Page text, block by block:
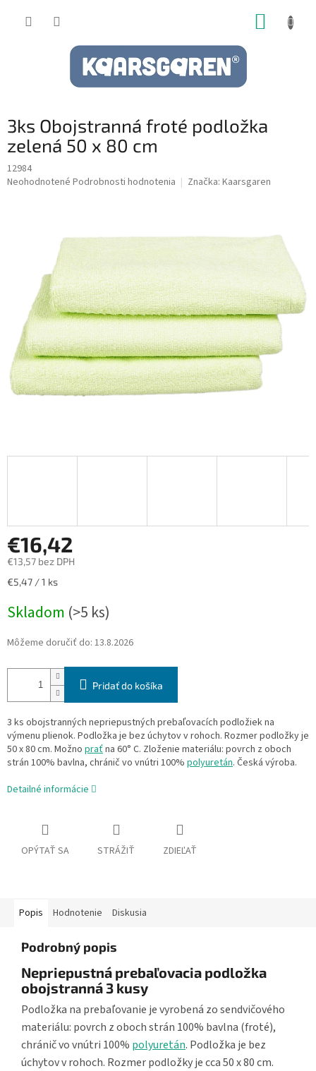
3ks Obojstranná froté podložka
zelená 50 x 80 cm
12984
Priemerné
hviezdičiek.
Neohodnotené Podrobnosti hodnotenia Značka: Kaarsgaren
€16,42
€13,57 bez DPH
Jednotková
€5,47 / 1 ks
Skladom (>5 ks)
Môžeme doručiť do: 13.8.2026
Pridať do košíka
3 ks obojstranných nepriepustných prebaľovacích podložiek na
výmenu plienok. Podložka je bez úchytov v rohoch. Rozmer podložky je
50 x 80 cm. Možno praťna 60° C. Zloženie materiálu: povrch z oboch
strán 100% bavlna, chránič vo vnútri 100% polyuretán. Česká výroba.
Detailné informácie
OPÝTAŤ SA STRÁŽIŤ ZDIEĽAŤ
Popis Hodnotenie Diskusia
Podrobný popis
Nepriepustná prebaľovacia podložka
obojstranná 3 kusy
Podložka na prebaľovanie je vyrobená zo sendvičového
materiálu: povrch z oboch strán 100% bavlna (froté),
chránič vo vnútri 100% polyuretán. Podložka je bez
úchytov v rohoch. Rozmer podložky je cca 50 x 80 cm.